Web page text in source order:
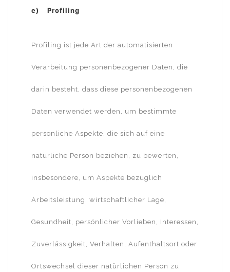
e) Profiling
Profiling ist jede Art der automatisierten
Verarbeitung personenbezogener Daten, die
darin besteht, dass diese personenbezogenen
Daten verwendet werden, um bestimmte
persönliche Aspekte, die sich auf eine
natürliche Person beziehen, zu bewerten,
insbesondere, um Aspekte bezüglich
Arbeitsleistung, wirtschaftlicher Lage,
Gesundheit, persönlicher Vorlieben, Interessen,
Zuverlässigkeit, Verhalten, Aufenthaltsort oder
Ortswechsel dieser natürlichen Person zu